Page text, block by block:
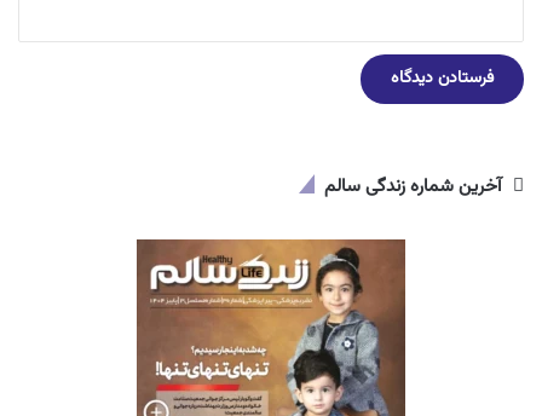
آخرین شماره زندگی سالم